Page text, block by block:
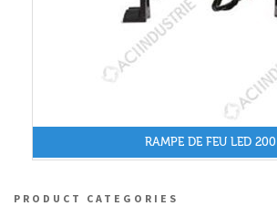
RAMPE DE FEU LED 200
PRODUCT CATEGORIES